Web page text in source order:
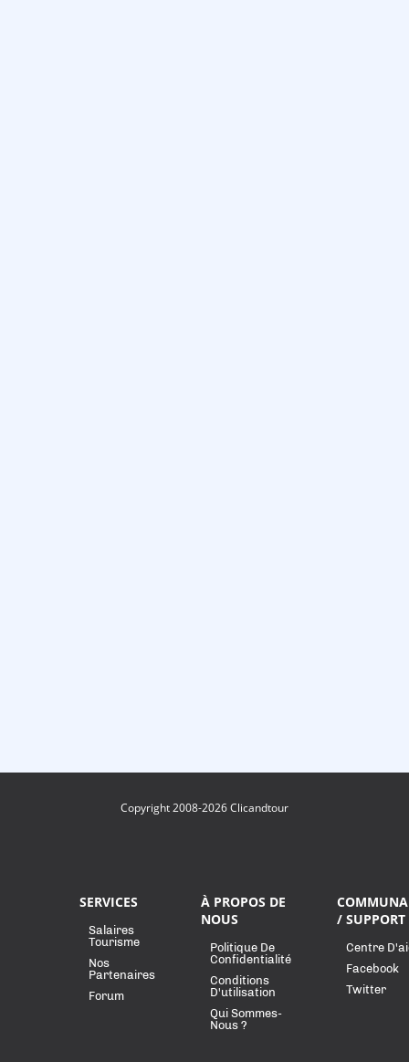
Copyright 2008-2026 Clicandtour
SERVICES
Salaires
Tourisme
Nos
Partenaires
Forum
À PROPOS DE
NOUS
Politique De
Confidentialité
Conditions
D'utilisation
Qui Sommes-
Nous ?
/ SUPPORT
Centre
Facebook
Twitter